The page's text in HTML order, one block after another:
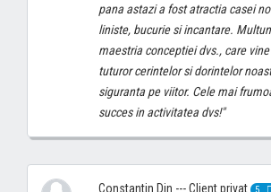
pana astazi a fost atractia casei
liniste, bucurie si incantare.
maestria conceptiei dvs., care
tuturor cerintelor si dorintelor
siguranta pe viitor. Cele mai
succes in activitatea dvs!"
Constantin Din --- Client privat 5